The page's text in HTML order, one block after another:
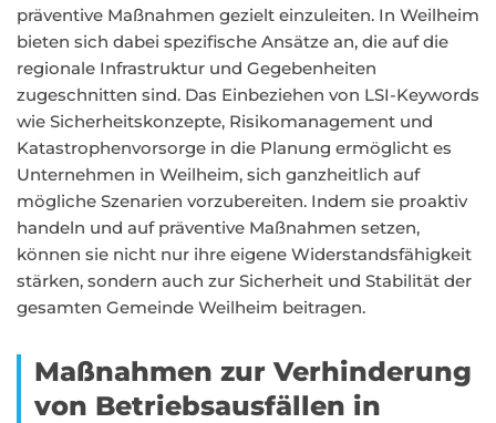
präventive Maßnahmen gezielt einzuleiten. In Weilheim
bieten sich dabei spezifische Ansätze an, die auf die
regionale Infrastruktur und Gegebenheiten
zugeschnitten sind. Das Einbeziehen von LSI-Keywords
wie Sicherheitskonzepte, Risikomanagement und
Katastrophenvorsorge in die Planung ermöglicht es
Unternehmen in Weilheim, sich ganzheitlich auf
mögliche Szenarien vorzubereiten. Indem sie proaktiv
handeln und auf präventive Maßnahmen setzen,
können sie nicht nur ihre eigene Widerstandsfähigkeit
stärken, sondern auch zur Sicherheit und Stabilität der
gesamten Gemeinde Weilheim beitragen.
Maßnahmen zur Verhinderung
von Betriebsausfällen in